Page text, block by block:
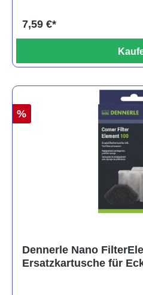
7,59 €*
%
Dennerle Nano
Ersatzkartusche für